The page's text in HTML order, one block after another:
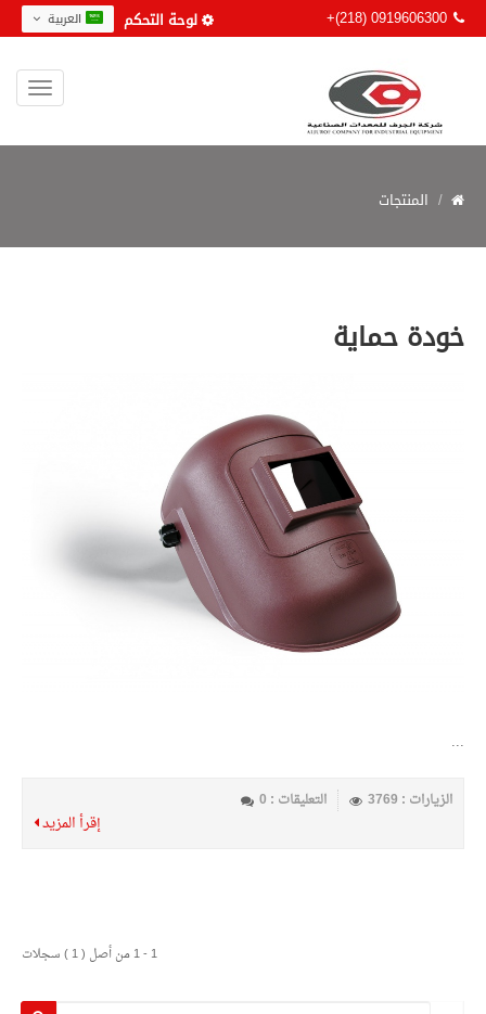
لوحة التحكم +(218) 0919606300
المنتجات
خودة حماية
...
الزيارات : 3769 التعليقات : 0
إقرأ المزيد
1 - 1 من أصل ( 1 ) سجلات